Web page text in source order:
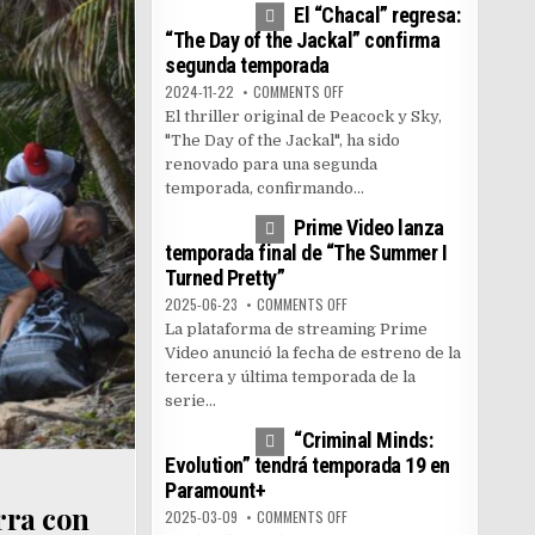
con
El “Chacal” regresa:
“The Day of the Jackal” confirma
segunda temporada
2024-11-22 COMMENTS OFFON EL “CHACAL” REGRESA:
El thriller original de Peacock y Sky,
"The Day of the Jackal", ha sido
renovado para una segunda
temporada, confirmando...
1 5156
Prime Video lanza
temporada final de “The Summer I
Turned Pretty”
2025-06-23 COMMENTS OFFON PRIME VIDEO LANZA
La plataforma de streaming Prime
Video anunció la fecha de estreno de la
tercera y última temporada de la
serie...
0
“Criminal Minds:
Evolution” tendrá temporada 19 en
Paramount+
2025-03-09 COMMENTS OFFON “CRIMINAL MINDS: